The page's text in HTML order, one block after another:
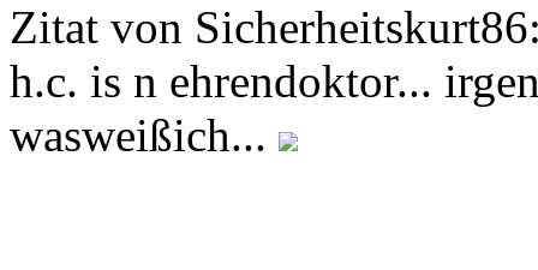
Zitat von
h.c. is n ehrendoktor...
wasweißich...